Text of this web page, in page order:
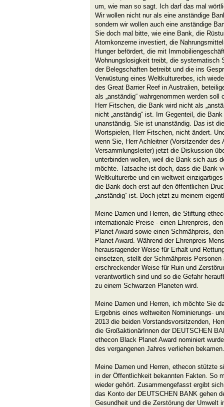
um, wie man so sagt. Ich darf das mal
Wir wollen nicht nur als eine anständige
sondern wir wollen auch eine anständige
Sie doch mal bitte, wie eine Bank, die
Atomkonzerne investiert, die
Hunger befördert, die mit
Wohnungslosigkeit treibt, die systematisch
der Belegschaften betreibt und die ins
Verwüstung eines Weltkulturerbes, ich
des Great Barrier Reef in Australien,
als „anständig“ wahrgenommen werden soll
Herr Fitschen, die Bank wird nicht als
nicht „anständig“ ist. Im Gegenteil, die
unanständig. Sie ist unanständig. Das ist
Wortspielen, Herr Fitschen, nicht ändert.
wenn Sie, Herr Achleitner (Vorsitzender des
Versammlungsleiter) jetzt die Diskussion
unterbinden wollen, weil die Bank sich aus
möchte. Tatsache ist doch, dass die Bank
Weltkulturerbe und ein weltweit
die Bank doch erst auf den öffentlichen
„anständig“ ist. Doch jetzt zu meinem
Meine Damen und Herren, die Stiftung
internationale Preise - einen Ehrenpreis,
Planet Award sowie einen Schmähpreis,
Planet Award. Während der Ehrenpreis
herausragender Weise für Erhalt und
einsetzen, stellt der Schmähpreis Personen
erschreckender Weise für Ruin und
verantwortlich sind und so die Gefahr
zu einem Schwarzen Planeten wird.
Meine Damen und Herren, ich möchte Sie
Ergebnis eines weltweiten Nominierungs-
2013 die beiden Vorstandsvorsitzenden,
die GroßaktionärInnen der DEUTSCHEN
ethecon Black Planet Award nominiert
des vergangenen Jahres verliehen bekamen.
Meine Damen und Herren, ethecon stützte
in der Öffentlichkeit bekannten Fakten. So
wieder gehört. Zusammengefasst ergibt
das Konto der DEUTSCHEN BANK gehen
Gesundheit und die Zerstörung der Umwelt